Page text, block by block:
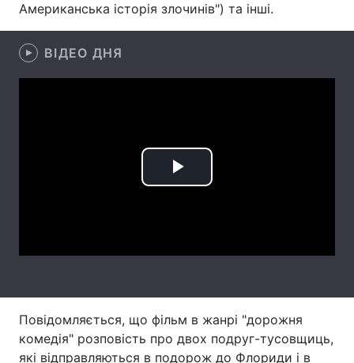
Інтерв'ю Думки
Архів
Американська історія злочинів") та інші.
ВІДЕО ДНЯ
Play
Повідомляється, що фільм в жанрі "дорожня
комедія" розповість про двох подруг-тусовщиць,
які відправляються в подорож до Флориди і в